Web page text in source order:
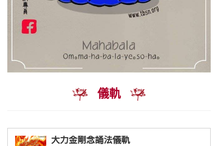
儀軌
大力金剛念誦法儀軌